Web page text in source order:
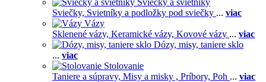
Sviečky a svietniky
Sviečky, Svietníky a podložky pod sviečky ... viac
Vázy
Sklenené vázy, Keramické vázy, Kovové vázy ... viac
Dózy, misy, taniere sklo
... viac
Stolovanie
Taniere a súpravy, Misy a misky , Príbory, Poh ... viac